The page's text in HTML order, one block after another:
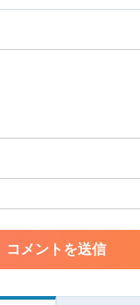
、場合によってはコメン
を再び投稿すること
ど金銭が絡む内容の投
を含む内容の投稿
適切と判断した投稿